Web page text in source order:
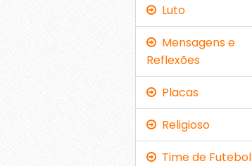
Luto
Mensagens e
Reflexões
Placas
Religioso
Time de Futebol